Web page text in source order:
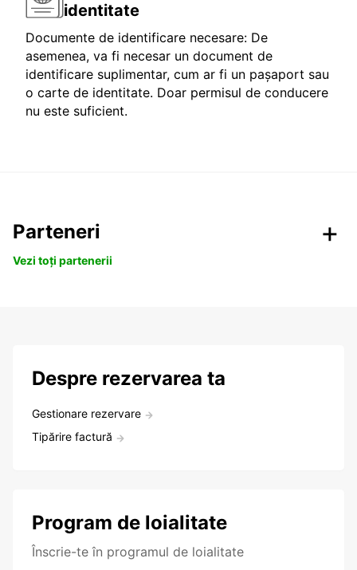
identitate
Documente de identificare necesare: De
asemenea, va fi necesar un document de
identificare suplimentar, cum ar fi un pașaport sau
o carte de identitate. Doar permisul de conducere
nu este suficient.
Parteneri
Vezi toți partenerii
Despre rezervarea ta
Gestionare rezervare
Tipărire factură
Program de loialitate
Înscrie-te în programul de loialitate